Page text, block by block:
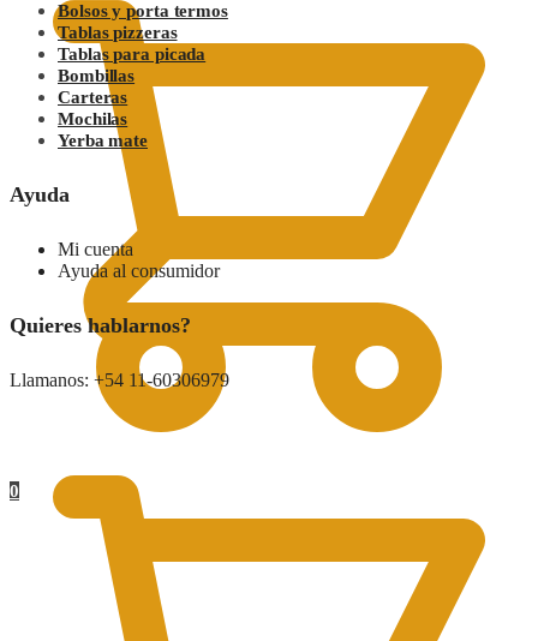
0
Bolsos y porta termos
Tablas pizzeras
Tablas para picada
Bombillas
Carteras
Mochilas
Yerba mate
Ayuda
Mi cuenta
Ayuda al consumidor
Quieres hablarnos?
Llamanos: +54 11-60306979